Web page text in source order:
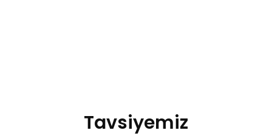
Tavsiyemiz